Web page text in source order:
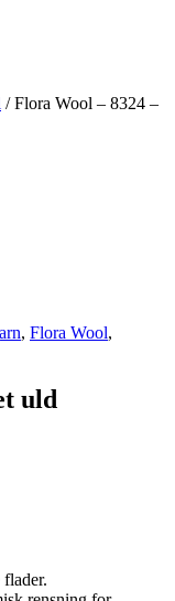
/ Flora Wool – 8324 –
, Flora Wool,
uld